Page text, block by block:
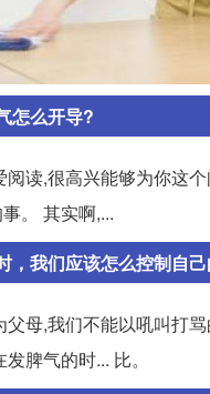
怎么开导?
阅读,很高兴能够为你这
。 其实啊,...
，我们应该怎么控制自
父母,我们不能以吼叫打
脾气的时... 比。